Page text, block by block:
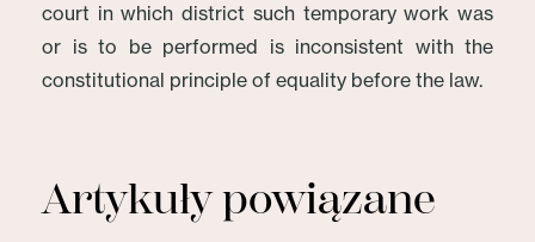
court in which district such temporary work was
or is to be performed is inconsistent with the
constitutional principle of equality before the law.
Artykuły powiązane